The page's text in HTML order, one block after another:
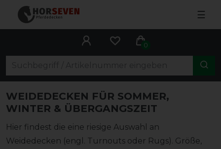
☰
0
WEIDEDECKEN FÜR SOMMER,
WINTER & ÜBERGANGSZEIT
Hier findest die eine riesige Auswahl an
Weidedecken (engl. Turnouts oder Rugs). Größe,